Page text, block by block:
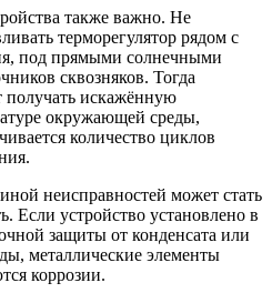
также важно. Не
терморегулятор рядом с
под прямыми солнечными
сквозняков. Тогда
получать искажённую
окружающей среды,
количество циклов
неисправностей может стать
Если устройство установлено в
защиты от конденсата или
металлические элементы
коррозии.